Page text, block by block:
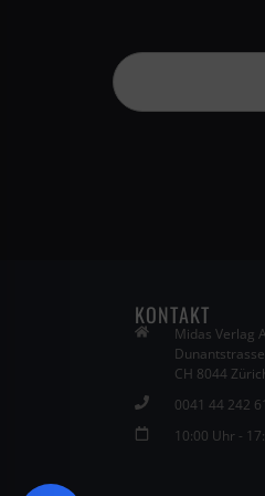
KONTAKT
Midas Verlag
CH 8044
0041 44 242
10:00 Uhr -